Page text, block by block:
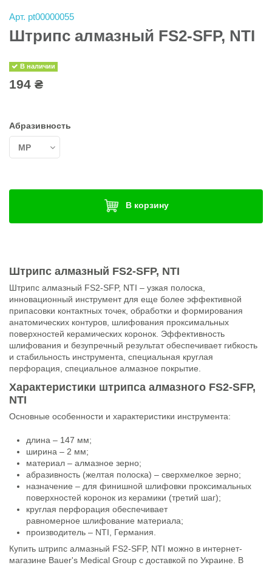
Арт. pt00000055
Штрипс алмазный FS2-SFP, NTI
В наличии
194 ₴
Абразивность
В корзину
Штрипс алмазный FS2-SFP, NTI
Штрипс алмазный FS2-SFP, NTI – узкая полоска,
инновационный инструмент для еще более эффективной
припасовки контактных точек, обработки и формирования
анатомических контуров, шлифования проксимальных
поверхностей керамических коронок. Эффективность
шлифования и безупречный результат обеспечивает гибкость
и стабильность инструмента, специальная круглая
перфорация, специальное алмазное покрытие.
Характеристики штрипса алмазного FS2-SFP,
NTI
Основные особенности и характеристики инструмента:
длина – 147 мм;
ширина – 2 мм;
материал – алмазное зерно;
абразивность (желтая полоска) – сверхмелкое зерно;
назначение – для финишной шлифовки проксимальных
поверхностей коронок из керамики (третий шаг);
круглая перфорация обеспечивает
равномерное шлифование материала;
производитель – NTI, Германия.
Купить штрипс алмазный FS2-SFP, NTI можно в интернет-
магазине Bauer's Medical Group с доставкой по Украине. В